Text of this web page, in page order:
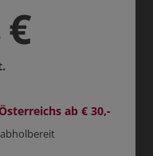
€
ab € 30,-